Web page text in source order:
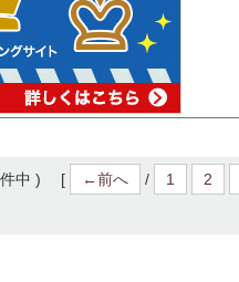
件中 ) [ ←前へ / 1
2